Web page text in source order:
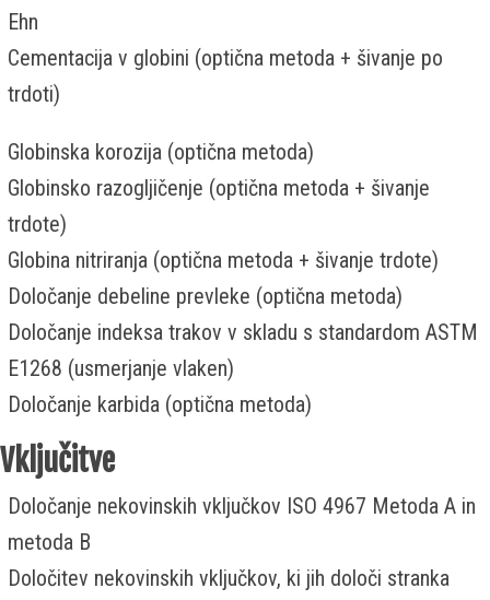
Ehn
Cementacija v globini (optična metoda + šivanje po
trdoti)
Globinska korozija (optična metoda)
Globinsko razogljičenje (optična metoda + šivanje
trdote)
Globina nitriranja (optična metoda + šivanje trdote)
Določanje debeline prevleke (optična metoda)
Določanje indeksa trakov v skladu s standardom ASTM
E1268 (usmerjanje vlaken)
Določanje karbida (optična metoda)
Vključitve
Določanje nekovinskih vključkov ISO 4967 Metoda A in
metoda B
Določitev nekovinskih vključkov, ki jih določi stranka